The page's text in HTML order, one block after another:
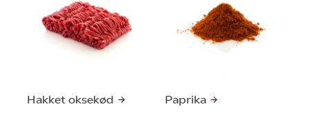
Hakket oksekød Paprika